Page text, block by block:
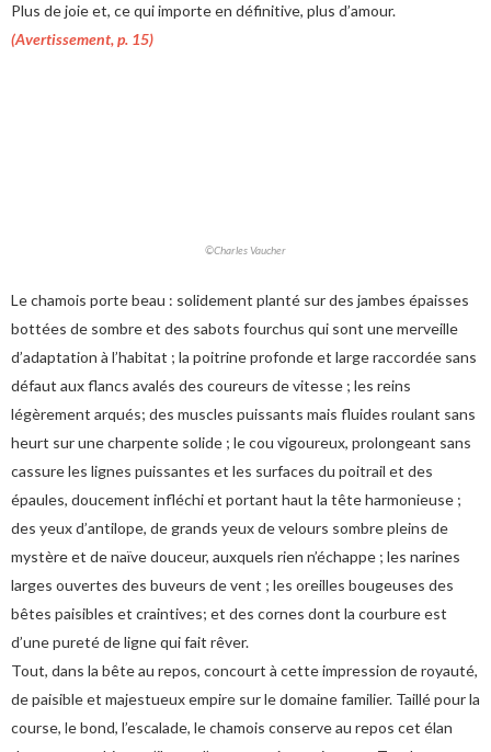
Plus de joie et, ce qui importe en définitive, plus d’amour.
(Avertissement, p. 15)
©Charles Vaucher
Le chamois porte beau : solidement planté sur des jambes épaisses
bottées de sombre et des sabots fourchus qui sont une merveille
d’adaptation à l’habitat ; la poitrine profonde et large raccordée sans
défaut aux flancs avalés des coureurs de vitesse ; les reins
légèrement arqués; des muscles puissants mais fluides roulant sans
heurt sur une charpente solide ; le cou vigoureux, prolongeant sans
cassure les lignes puissantes et les surfaces du poitrail et des
épaules, doucement infléchi et portant haut la tête harmonieuse ;
des yeux d’antilope, de grands yeux de velours sombre pleins de
mystère et de naïve douceur, auxquels rien n’échappe ; les narines
larges ouvertes des buveurs de vent ; les oreilles bougeuses des
bêtes paisibles et craintives; et des cornes dont la courbure est
d’une pureté de ligne qui fait rêver.
Tout, dans la bête au repos, concourt à cette impression de royauté,
de paisible et majestueux empire sur le domaine familier. Taillé pour la
course, le bond, l’escalade, le chamois conserve au repos cet élan